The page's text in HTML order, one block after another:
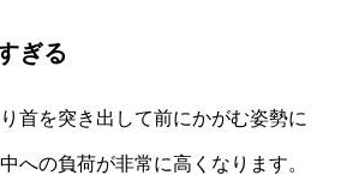
ぎる
首を突き出して前にかがむ姿勢に
への負荷が非常に高くなります。